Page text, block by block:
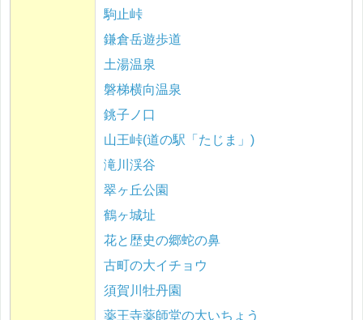
駒止峠
鎌倉岳遊歩道
土湯温泉
磐梯横向温泉
銚子ノ口
山王峠(道の駅「たじま」)
滝川渓谷
翠ヶ丘公園
鶴ヶ城址
花と歴史の郷蛇の鼻
古町の大イチョウ
須賀川牡丹園
薬王寺薬師堂の大いちょう